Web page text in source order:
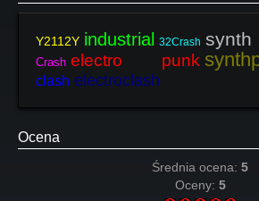
Y2112Y industrial 32Crash
Crash electro punk
clash electroclash
Ocena
Średnia ocena: 5
Oceny: 5